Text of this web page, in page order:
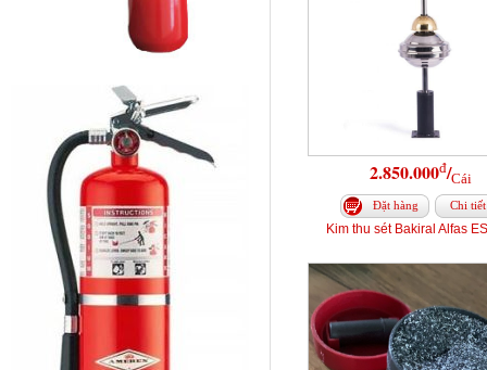
2.850.000đ/Cái
Đặt hàng Chi tiết
Kim thu sét Bakiral Alfas